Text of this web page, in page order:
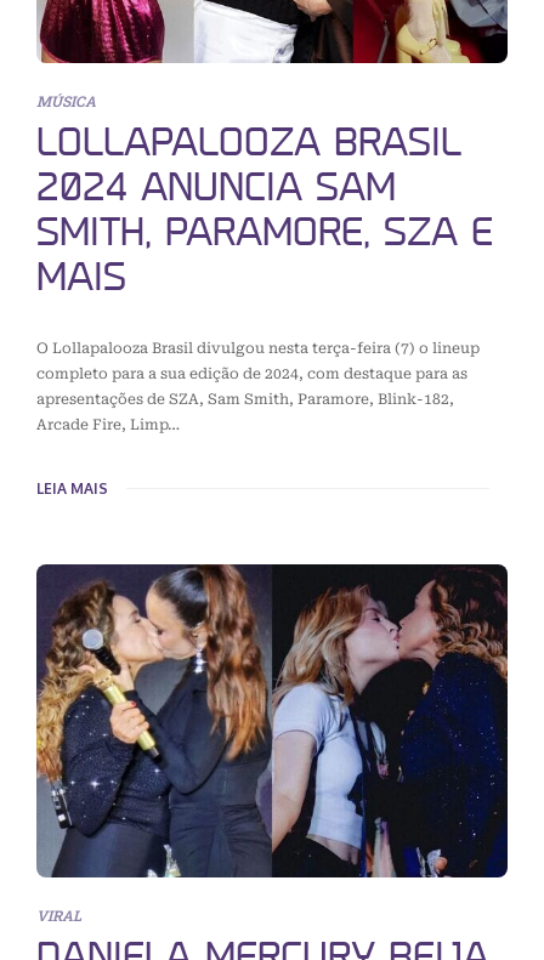
MÚSICA
LOLLAPALOOZA BRASIL
2024 ANUNCIA SAM
SMITH, PARAMORE, SZA E
MAIS
O Lollapalooza Brasil divulgou nesta terça-feira (7) o lineup
completo para a sua edição de 2024, com destaque para as
apresentações de SZA, Sam Smith, Paramore, Blink-182,
Arcade Fire, Limp…
LEIA MAIS
VIRAL